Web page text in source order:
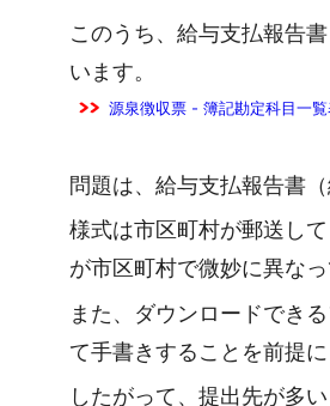
このうち、給与支払報告
います。
源泉徴収票 - 簿記勘定科目一覧
問題は、給与支払報告書（
様式は市区町村が郵送し
が市区町村で微妙に異なっ
また、ダウンロードでき
て手書きすることを前提
したがって、提出先が多